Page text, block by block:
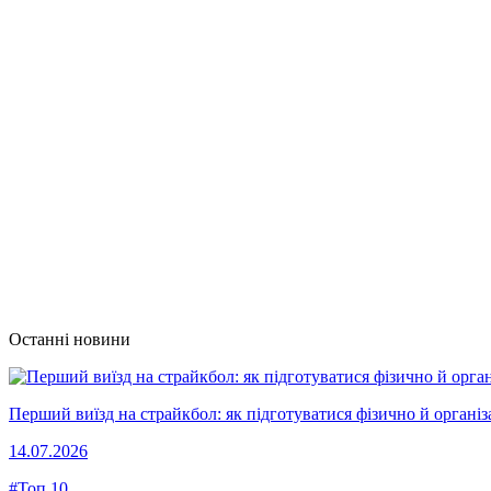
Останні новини
Перший виїзд на страйкбол: як підготуватися фізично й
14.07.2026